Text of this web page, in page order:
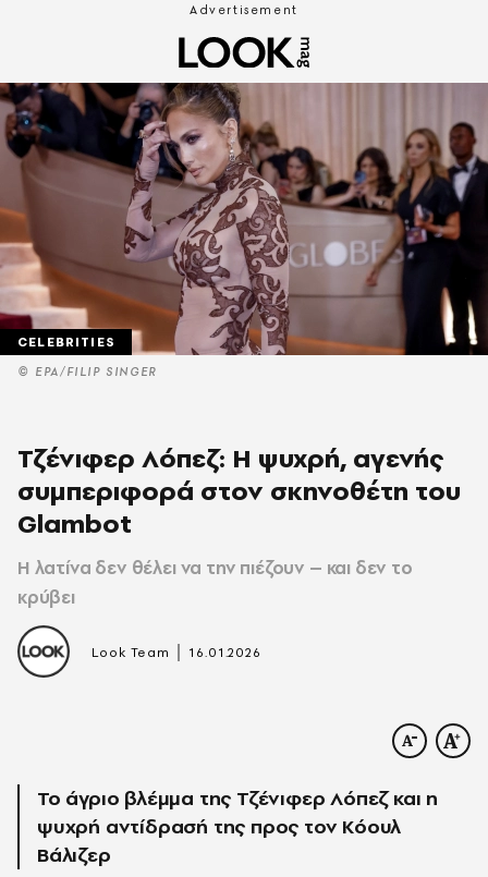
© EPA/FILIP SINGER
CELEBRITIES
Τζένιφερ Λόπεζ: Η ψυχρή, αγενής
συμπεριφορά στον σκηνοθέτη του
Glambot
Η λατίνα δεν θέλει να την πιέζουν – και δεν το
κρύβει
Look Team 16.01.2026
Το άγριο βλέμμα της Τζένιφερ Λόπεζ και η
ψυχρή αντίδρασή της προς τον Κόουλ
Βάλιζερ